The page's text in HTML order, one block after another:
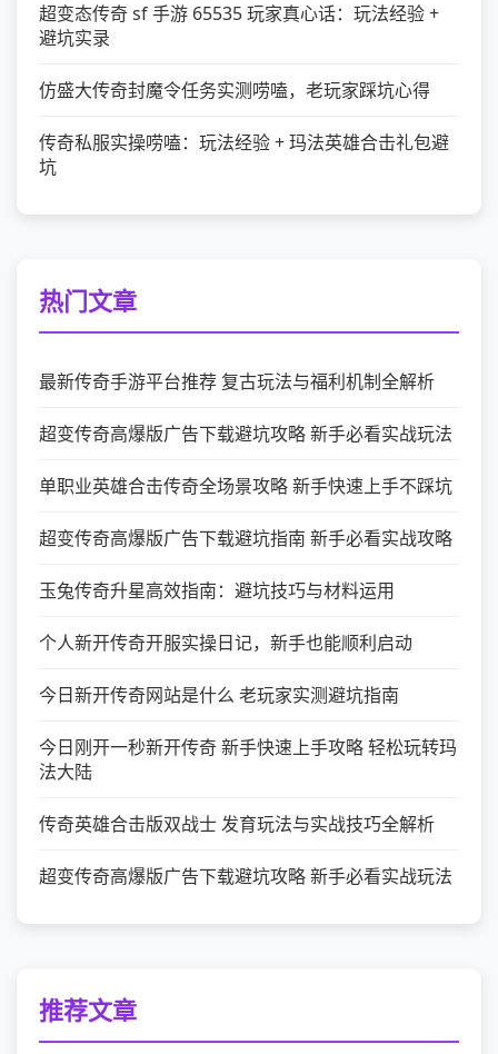
超变态传奇 sf 手游 65535 玩家真心话：玩法经验 +
避坑实录
仿盛大传奇封魔令任务实测唠嗑，老玩家踩坑心得
传奇私服实操唠嗑：玩法经验 + 玛法英雄合击礼包避
坑
热门文章
最新传奇手游平台推荐 复古玩法与福利机制全解析
超变传奇高爆版广告下载避坑攻略 新手必看实战玩法
单职业英雄合击传奇全场景攻略 新手快速上手不踩坑
超变传奇高爆版广告下载避坑指南 新手必看实战攻略
玉兔传奇升星高效指南：避坑技巧与材料运用
个人新开传奇开服实操日记，新手也能顺利启动
今日新开传奇网站是什么 老玩家实测避坑指南
今日刚开一秒新开传奇 新手快速上手攻略 轻松玩转玛
法大陆
传奇英雄合击版双战士 发育玩法与实战技巧全解析
超变传奇高爆版广告下载避坑攻略 新手必看实战玩法
推荐文章